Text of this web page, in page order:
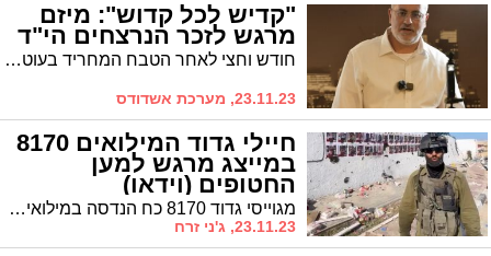
"קדיש לכל קדוש": מיזם
מרגש לזכר הנרצחים הי"ד
חודש וחצי לאחר הטבח המחריד בעוטף, מתנדבים מתגייסים לומר קדיש במשך שנה על כל אחד ואחת מהנרצחים: אזרחים, חיילי צה"ל וכוחות הביטחון
23.11.23, מערכת אשדודס
חיילי גדוד המילואים 8170
במייצג מרגש למען
החטופים (וידאו)
מגוייסי גדוד 8170 כח הנדסה במילואים, ביניהם אורן אדשה, עורך גדרה נט, משרתים במילואים, כבר חודש ימים, בתוך עזה. הלב של כל חייל וחייל נמצא עם החטופים, וחיילי המילואים הכינו מייצג מרגש למענם. הם לא שכחו גם למסור מסר מיוחד לסינואר
23.11.23, ג'ני זרח